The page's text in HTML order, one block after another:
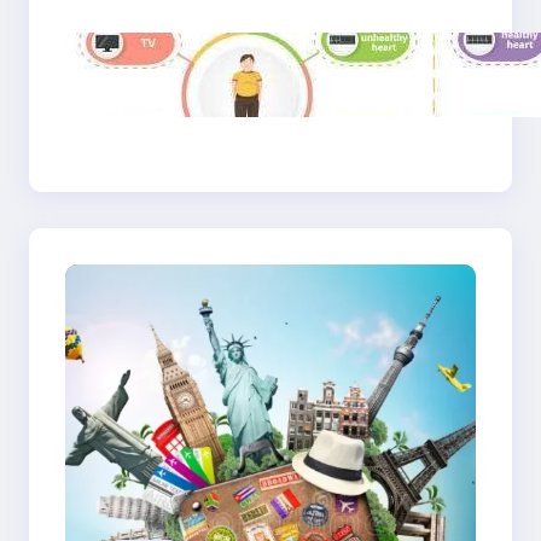
Gaya Hidup Sehat
2025: Antara Tren,
Teknologi, dan